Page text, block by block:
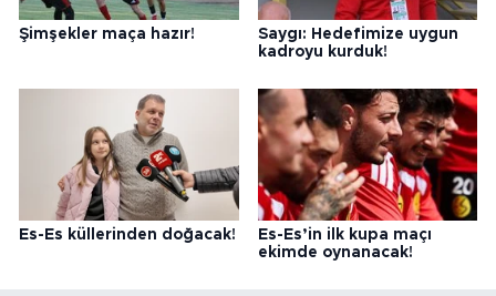
Şimşekler maça hazır!
Saygı: Hedefimize uygun
kadroyu kurduk!
Es-Es küllerinden doğacak!
Es-Es’in ilk kupa maçı
ekimde oynanacak!